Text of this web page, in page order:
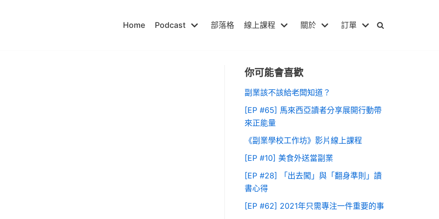
Home Podcast 部落格 線上課程 關於 訂單
你可能會喜歡
副業該不該給老闆知道？
[EP #65] 馬來西亞讀者分享展開行動帶
來正能量
《副業學校工作坊》影片線上課程
[EP #10] 美食外送當副業
[EP #28] 「出去闖」與「翻身準則」讀
書心得
[EP #62] 2021年只需專注一件重要的事